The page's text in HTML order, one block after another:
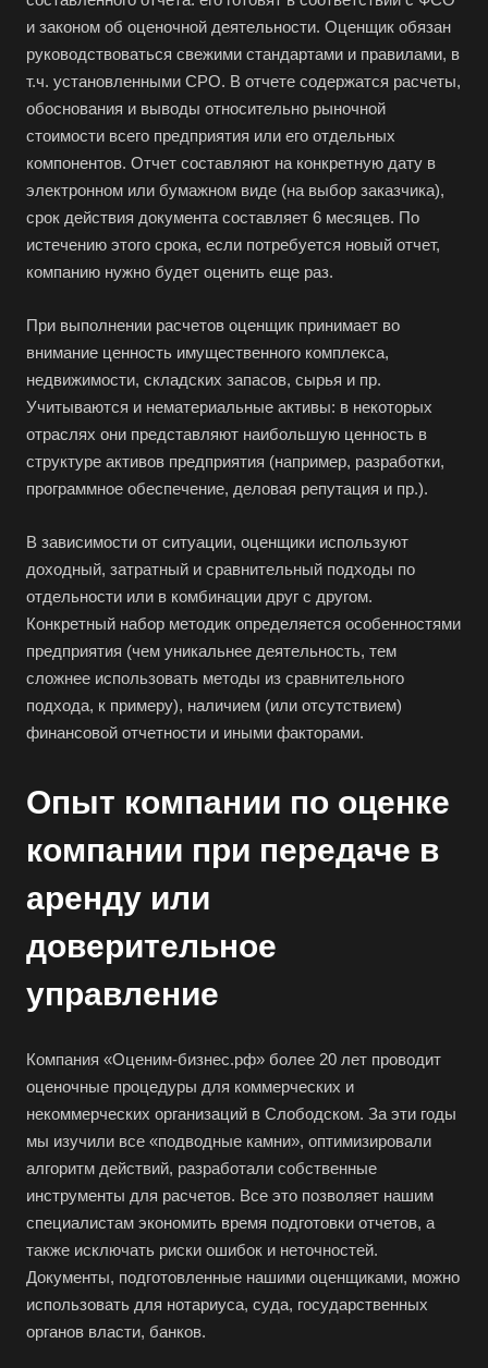
и законом об оценочной деятельности. Оценщик обязан
руководствоваться свежими стандартами и правилами, в
т.ч. установленными СРО. В отчете содержатся расчеты,
обоснования и выводы относительно рыночной
стоимости всего предприятия или его отдельных
компонентов. Отчет составляют на конкретную дату в
электронном или бумажном виде (на выбор заказчика),
срок действия документа составляет 6 месяцев. По
истечению этого срока, если потребуется новый отчет,
компанию нужно будет оценить еще раз.
При выполнении расчетов оценщик принимает во
внимание ценность имущественного комплекса,
недвижимости, складских запасов, сырья и пр.
Учитываются и нематериальные активы: в некоторых
отраслях они представляют наибольшую ценность в
структуре активов предприятия (например, разработки,
программное обеспечение, деловая репутация и пр.).
В зависимости от ситуации, оценщики используют
доходный, затратный и сравнительный подходы по
отдельности или в комбинации друг с другом.
Конкретный набор методик определяется особенностями
предприятия (чем уникальнее деятельность, тем
сложнее использовать методы из сравнительного
подхода, к примеру), наличием (или отсутствием)
финансовой отчетности и иными факторами.
Опыт компании по оценке
компании при передаче в
аренду или
доверительное
управление
Компания «Оценим-бизнес.рф» более 20 лет проводит
оценочные процедуры для коммерческих и
некоммерческих организаций в Слободском. За эти годы
мы изучили все «подводные камни», оптимизировали
алгоритм действий, разработали собственные
инструменты для расчетов. Все это позволяет нашим
специалистам экономить время подготовки отчетов, а
также исключать риски ошибок и неточностей.
Документы, подготовленные нашими оценщиками, можно
использовать для нотариуса, суда, государственных
органов власти, банков.
Азов
Аксай
Альметьевск
Анапа
Ангарск
Апатиты
Арзамас
Архангельск
Асбест
Ахтубинск
Аша
Баймак
Балаково
Балашов
Барнаул
Батайск
Белая Калитва
Белгород
Белогорск
Белорецк
Белореченск
Бердск
Березники